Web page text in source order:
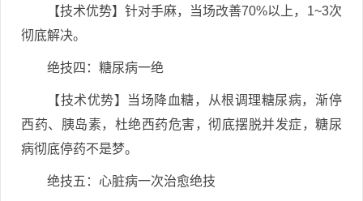
【技术优势】针对手麻，当场改善70%以上，1~3次
彻底解决。
绝技四：糖尿病一绝
【技术优势】当场降血糖，从根调理糖尿病，渐停
西药、胰岛素，杜绝西药危害，彻底摆脱并发症，糖尿
病彻底停药不是梦。
绝技五：心脏病一次治愈绝技